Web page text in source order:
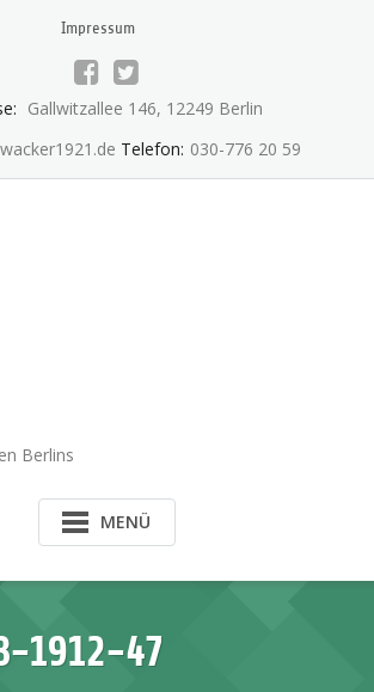
Impressum
Gallwitzallee 146, 12249 Berlin
Telefon: 030-776 20 59
Berlins
MENÜ
1912-47